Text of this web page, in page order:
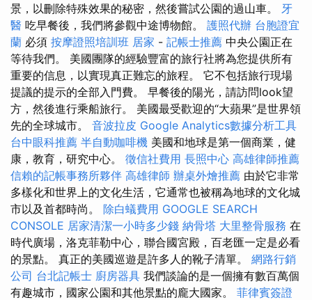
景，以刪除特殊效果的秘密，然後嘗試公園的過山車。 牙
醫 吃早餐後，我們將參觀中途博物館。 護照代辦 台胞證宜
蘭 必須 按摩證照培訓班 居家 - 記帳士推薦 中央公園正在
等待我們。 美國團隊的經驗豐富的旅行社將為您提供所有
重要的信息，以實現真正難忘的旅程。 它不包括旅行現場
提議的提示的全部入門費。 早餐後的陽光，請訪問look望
方，然後進行乘船旅行。 美國最受歡迎的“大蘋果”是世界領
先的全球城市。 音波拉皮 Google Analytics數據分析工具
台中眼科推薦 半自動咖啡機 美國和地球是第一個商業，健
康，教育，研究中心。 徵信社費用 長照中心 高雄律師推薦
信賴的記帳事務所夥伴 高雄律師 辦桌外燴推薦 由於它非常
多樣化和世界上的文化生活，它通常也被稱為地球的文化城
市以及首都時尚。 除白蟻費用 GOOGLE SEARCH
CONSOLE 居家清潔一小時多少錢 納骨塔 大里整骨服務 在
時代廣場，洛克菲勒中心，聯合國宮殿，百老匯一定是必看
的景點。 真正的美國巡遊是許多人的靴子清單。 網路行銷
公司 台北記帳士 廚房器具 我們談論的是一個擁有數百萬個
有趣城市，國家公園和其他景點的龐大國家。 菲律賓簽證